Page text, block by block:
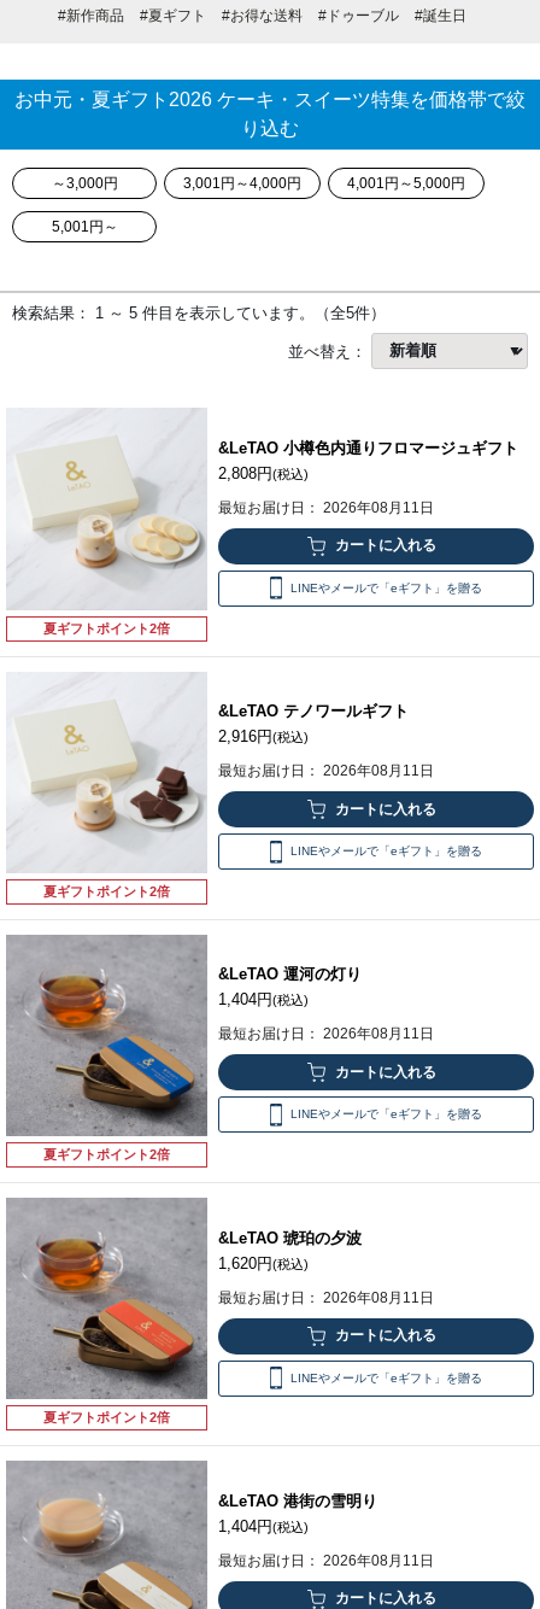
#新作商品 #夏ギフト #お得な送料 #ドゥーブル #誕生日
お中元・夏ギフト2026 ケーキ・スイーツ特集を価格帯で絞
り込む
～3,000円 3,001円～4,000円 4,001円～5,000円
5,001円～
検索結果： 1 ～ 5 件目を表示しています。（全5件）
並べ替え：
夏ギフトポイント2倍
&LeTAO 小樽色内通りフロマージュギフト
2,808円(税込)
最短お届け日： 2026年08月11日
LINEやメールで「eギフト」を贈る
夏ギフトポイント2倍
&LeTAO テノワールギフト
2,916円(税込)
最短お届け日： 2026年08月11日
LINEやメールで「eギフト」を贈る
夏ギフトポイント2倍
&LeTAO 運河の灯り
1,404円(税込)
最短お届け日： 2026年08月11日
LINEやメールで「eギフト」を贈る
夏ギフトポイント2倍
&LeTAO 琥珀の夕波
1,620円(税込)
最短お届け日： 2026年08月11日
LINEやメールで「eギフト」を贈る
&LeTAO 港街の雪明り
1,404円(税込)
最短お届け日： 2026年08月11日